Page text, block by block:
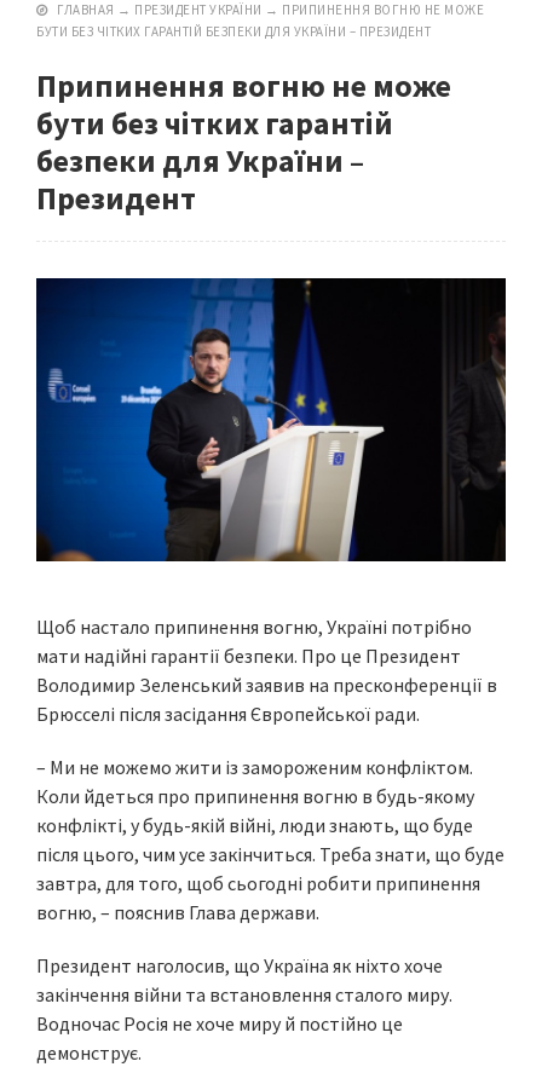
ГЛАВНАЯ → ПРЕЗИДЕНТ УКРАЇНИ → ПРИПИНЕННЯ ВОГНЮ НЕ МОЖЕ
БУТИ БЕЗ ЧІТКИХ ГАРАНТІЙ БЕЗПЕКИ ДЛЯ УКРАЇНИ – ПРЕЗИДЕНТ
Припинення вогню не може
бути без чітких гарантій
безпеки для України –
Президент
Щоб настало припинення вогню, Україні потрібно
мати надійні гарантії безпеки. Про це Президент
Володимир Зеленський заявив на пресконференції в
Брюсселі після засідання Європейської ради.
– Ми не можемо жити із замороженим конфліктом.
Коли йдеться про припинення вогню в будь-якому
конфлікті, у будь-якій війні, люди знають, що буде
після цього, чим усе закінчиться. Треба знати, що буде
завтра, для того, щоб сьогодні робити припинення
вогню, – пояснив Глава держави.
Президент наголосив, що Україна як ніхто хоче
закінчення війни та встановлення сталого миру.
Водночас Росія не хоче миру й постійно це
демонструє.